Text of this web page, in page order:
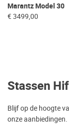
Marantz Model 30
€ 3499,00
Stassen
Blijf op de hoogte
onze aanbiedingen.